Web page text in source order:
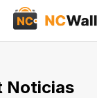
Noticias